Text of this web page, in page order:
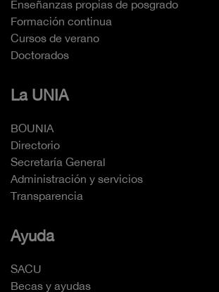
Enseñanzas propias de posgrado
Formación continua
Cursos de verano
Doctorados
La UNIA
BOUNIA
Directorio
Secretaría General
Administración y servicios
Transparencia
Ayuda
SACU
Becas y ayudas